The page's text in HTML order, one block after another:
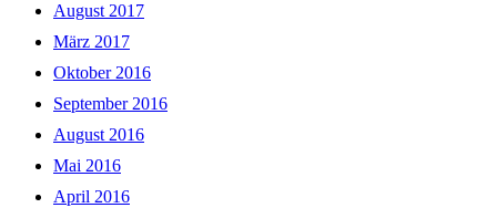
August 2017
März 2017
Oktober 2016
September 2016
August 2016
Mai 2016
April 2016